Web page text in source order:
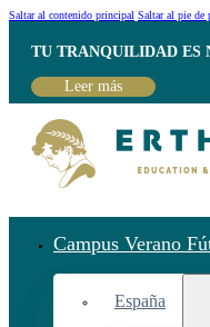
Saltar al contenido principal Saltar al pie de
TU TRANQUILIDAD ES
Leer más
Campus Verano
España